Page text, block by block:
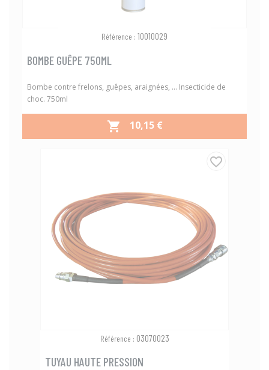
Référence : 10010029
BOMBE GUÊPE 750ML
Bombe contre frelons, guêpes, araignées, ... Insecticide de
choc. 750ml
 PRIX
10,15 €
Référence : 03070023
TUYAU HAUTE PRESSION
favorite_border